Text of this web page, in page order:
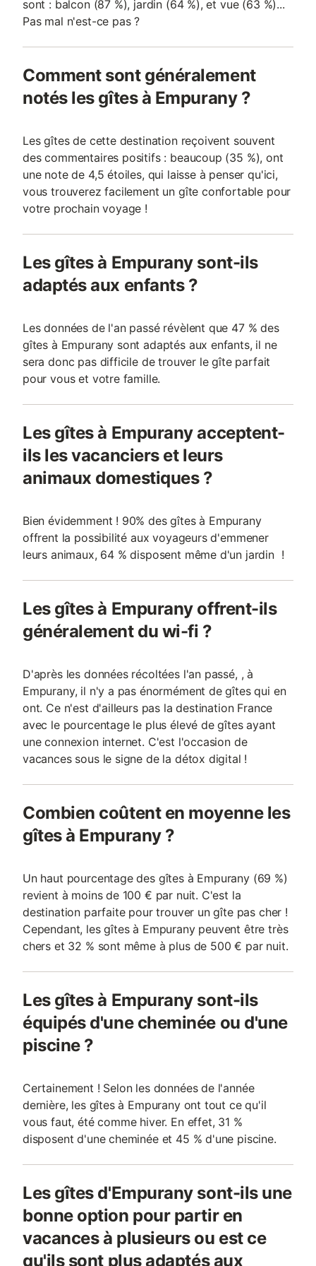
sont : balcon (87 %), jardin (64 %), et vue (63 %)...
Pas mal n'est-ce pas ?
Comment sont généralement
notés les gîtes à Empurany ?
Les gîtes de cette destination reçoivent souvent
des commentaires positifs : beaucoup (35 %), ont
une note de 4,5 étoiles, qui laisse à penser qu'ici,
vous trouverez facilement un gîte confortable pour
votre prochain voyage !
Les gîtes à Empurany sont-ils
adaptés aux enfants ?
Les données de l'an passé révèlent que 47 % des
gîtes à Empurany sont adaptés aux enfants, il ne
sera donc pas difficile de trouver le gîte parfait
pour vous et votre famille.
Les gîtes à Empurany acceptent-
ils les vacanciers et leurs
animaux domestiques ?
Bien évidemment ! 90% des gîtes à Empurany
offrent la possibilité aux voyageurs d'emmener
leurs animaux, 64 % disposent même d'un jardin !
Les gîtes à Empurany offrent-ils
généralement du wi-fi ?
D'après les données récoltées l'an passé, , à
Empurany, il n'y a pas énormément de gîtes qui en
ont. Ce n'est d'ailleurs pas la destination France
avec le pourcentage le plus élevé de gîtes ayant
une connexion internet. C'est l'occasion de
vacances sous le signe de la détox digital !
Combien coûtent en moyenne les
gîtes à Empurany ?
Un haut pourcentage des gîtes à Empurany (69 %)
revient à moins de 100 € par nuit. C'est la
destination parfaite pour trouver un gîte pas cher !
Cependant, les gîtes à Empurany peuvent être très
chers et 32 % sont même à plus de 500 € par nuit.
Les gîtes à Empurany sont-ils
équipés d'une cheminée ou d'une
piscine ?
Certainement ! Selon les données de l'année
dernière, les gîtes à Empurany ont tout ce qu'il
vous faut, été comme hiver. En effet, 31 %
disposent d'une cheminée et 45 % d'une piscine.
Les gîtes d'Empurany sont-ils une
bonne option pour partir en
vacances à plusieurs ou est ce
qu'ils sont plus adaptés aux